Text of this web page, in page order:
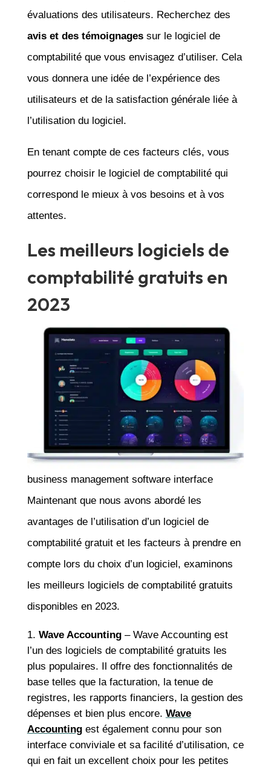
évaluations des utilisateurs. Recherchez des
avis et des témoignagessur le logiciel de
comptabilité que vous envisagez d’utiliser. Cela
vous donnera une idée de l’expérience des
utilisateurs et de la satisfaction générale liée à
l’utilisation du logiciel.
En tenant compte de ces facteurs clés, vous
pourrez choisir le logiciel de comptabilité qui
correspond le mieux à vos besoins et à vos
attentes.
Les meilleurs logiciels de
comptabilité gratuits en
2023
business management software interface
Maintenant que nous avons abordé les
avantages de l’utilisation d’un logiciel de
comptabilité gratuit et les facteurs à prendre en
compte lors du choix d’un logiciel, examinons
les meilleurs logiciels de comptabilité gratuits
disponibles en 2023.
Wave Accounting– Wave Accounting est
l’un des logiciels de comptabilité gratuits les
plus populaires. Il offre des fonctionnalités de
base telles que la facturation, la tenue de
registres, les rapports financiers, la gestion des
dépenses et bien plus encore. Wave
Accountingest également connu pour son
interface conviviale et sa facilité d’utilisation, ce
qui en fait un excellent choix pour les petites